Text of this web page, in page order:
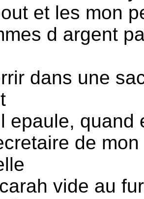
et les mon
d argent
dans une
epaule, quand
de
vide au